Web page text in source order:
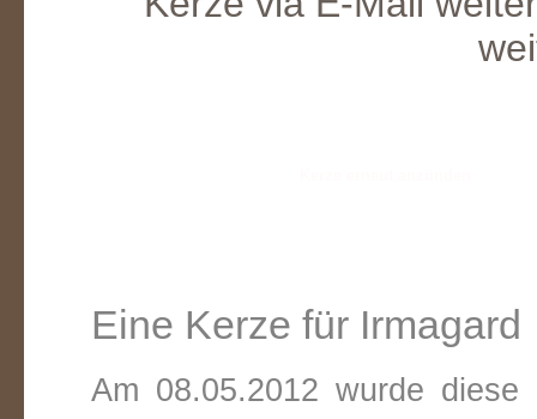
Eine Kerze für Irmagard
Am 08.05.2012 wurde